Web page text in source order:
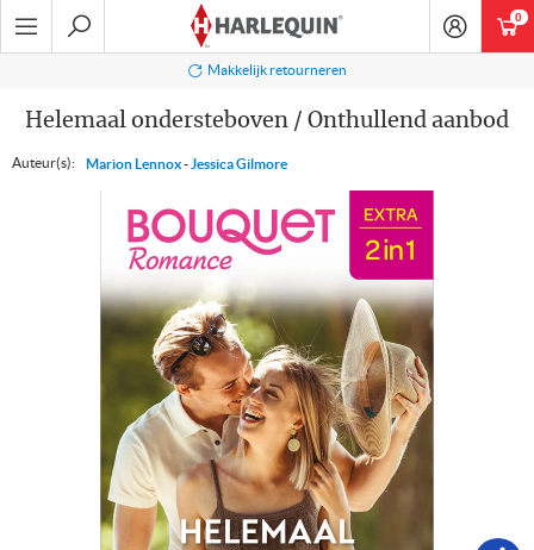
Ga
naar
Helemaal ondersteboven / Onthullend aanbod
Auteur(s): Marion Lennox- Jessica Gilmore
0